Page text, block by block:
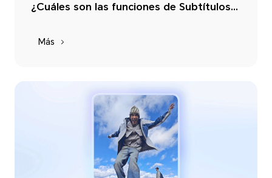
¿Cuáles son las funciones de Subtítulos con IA de HONOR y cómo se usan?
Más